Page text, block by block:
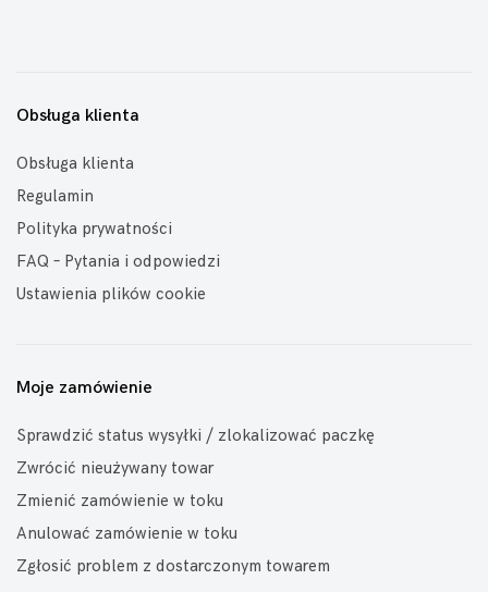
Obsługa klienta
Obsługa klienta
Regulamin
Polityka prywatności
FAQ – Pytania i odpowiedzi
Ustawienia plików cookie
Moje zamówienie
Sprawdzić status wysyłki / zlokalizować paczkę
Zwrócić nieużywany towar
Zmienić zamówienie w toku
Anulować zamówienie w toku
Zgłosić problem z dostarczonym towarem